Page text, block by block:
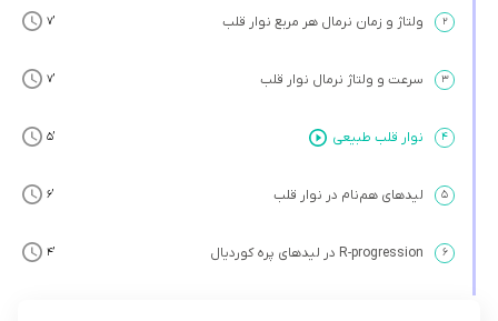
۲ ولتاژ و زمان نرمال هر مربع نوار قلب ’7
۳ سرعت و ولتاژ نرمال نوار قلب ’7
۴ نوار قلب طبیعی ’5
۵ لیدهای هم‌نام در نوار قلب ’6
۶ R-progression در لیدهای پره کوردیال ’4